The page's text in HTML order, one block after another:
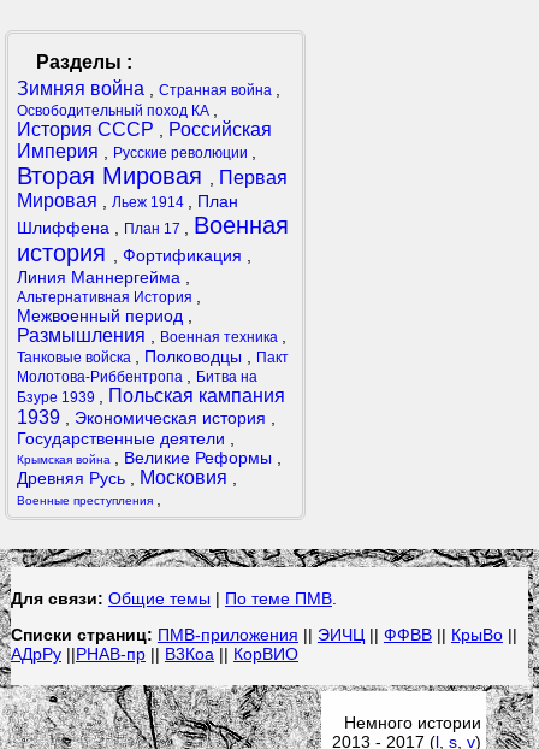
Разделы :
Зимняя война
Странная война
Освободительный поход КА
История СССР
Российская
Империя
Русские революции
Вторая Мировая
Первая
Мировая
Льеж 1914
План
Шлиффена
План 17
Военная
история
Фортификация
Линия Маннергейма
Альтернативная История
Межвоенный период
Размышления Военная техника
Танковые войска Полководцы
Пакт
Молотова-Риббентропа
Битва на
Бзуре 1939
Польская кампания
1939
Экономическая история
Государственные деятели
Крымская война Великие Реформы
Древняя Русь
Московия
Военные преступления
Для связи: Общие темы | По теме ПМВ.
Списки страниц: ПМВ-приложения || ЭИЧЦ || ФФВВ|| КрыВо||
АДрРу||РНАВ-пр|| В3Коа || КорВИО
Немного истории
2013 - 2017 (l ,s ,v)